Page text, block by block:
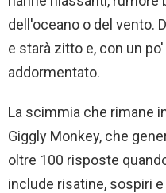
dell'oceano o del vento.
e starà zitto e, con un
addormentato.
La scimmia che rimane
Giggly Monkey, che
oltre 100 risposte
include risatine, sospiri